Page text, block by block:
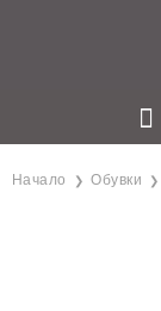
Начало Обувки